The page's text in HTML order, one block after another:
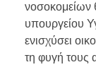
νοσοκομείων
υπουργείου
ενισχύσει
τη φυγή τους